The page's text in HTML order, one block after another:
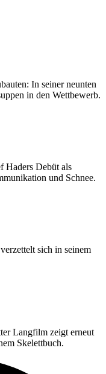
In seiner neunten
in den Wettbewerb.
Haders Debüt als
und Schnee.
sich in seinem
Langfilm zeigt erneut
Skelettbuch.